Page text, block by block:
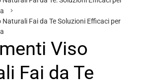
Fai da Te Soluzioni Efficaci per
Viso
Fai da Te